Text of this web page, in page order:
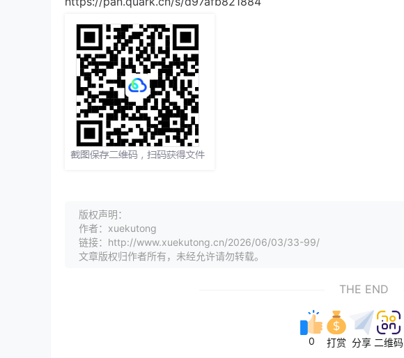
版权声明：
作者：xuekutong
链接：http://www.xuekutong.cn/2026/06/03/33-99/
文章版权归作者所有，未经允许请勿转载。
THE END
0 打赏 分享 二维码